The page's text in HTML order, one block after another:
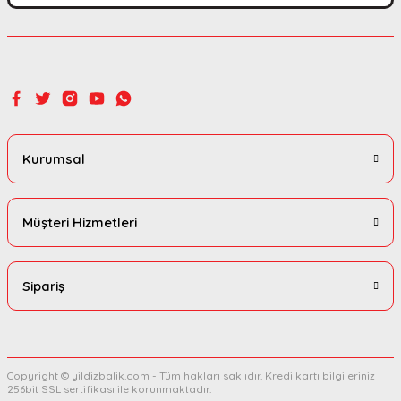
Kurumsal
Müşteri Hizmetleri
Sipariş
Copyright © yildizbalik.com - Tüm hakları saklıdır. Kredi kartı bilgileriniz
256bit SSL sertifikası ile korunmaktadır.